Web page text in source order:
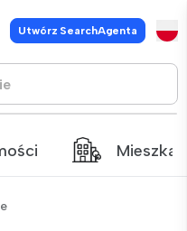
Utwórz SearchAgenta